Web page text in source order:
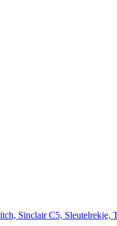
Sinclair C5, Sleutelrekje,